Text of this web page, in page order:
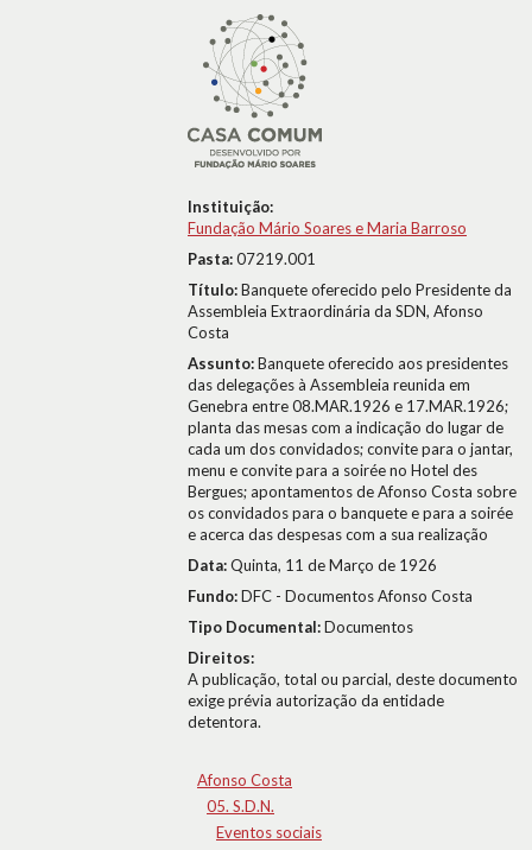
Instituição:
Fundação Mário Soares e Maria Barroso
Pasta:07219.001
Título:Banquete oferecido pelo Presidente da
Assembleia Extraordinária da SDN, Afonso
Costa
Assunto:Banquete oferecido aos presidentes
das delegações à Assembleia reunida em
Genebra entre 08.MAR.1926 e 17.MAR.1926;
planta das mesas com a indicação do lugar de
cada um dos convidados; convite para o jantar,
menu e convite para a soirée no Hotel des
Bergues; apontamentos de Afonso Costa sobre
os convidados para o banquete e para a soirée
e acerca das despesas com a sua realização
Data:Quinta, 11 de Março de 1926
Fundo:DFC - Documentos Afonso Costa
Tipo Documental:Documentos
Direitos:
A publicação, total ou parcial, deste documento
exige prévia autorização da entidade
detentora.
Afonso Costa
05. S.D.N.
Eventos sociais